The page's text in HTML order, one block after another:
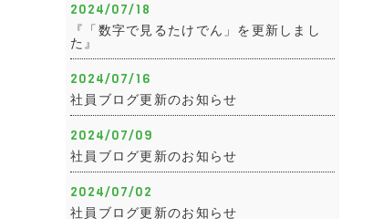
2024/07/18
『「数字で見るたけでん」を更新しまし
た』
2024/07/16
社員ブログ更新のお知らせ
2024/07/09
社員ブログ更新のお知らせ
2024/07/02
社員ブログ更新のお知らせ